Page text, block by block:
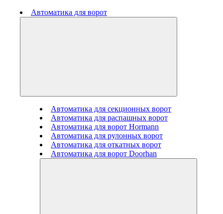
Автоматика для ворот
Автоматика для секционных ворот
Автоматика для распашных ворот
Автоматика для ворот Hormann
Автоматика для рулонных ворот
Автоматика для откатных ворот
Автоматика для ворот Doorhan